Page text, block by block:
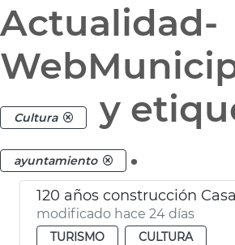
Actualidad-
Cultura y
ayuntamiento .
modificado hace 24 días
TURISMO
CULTURA